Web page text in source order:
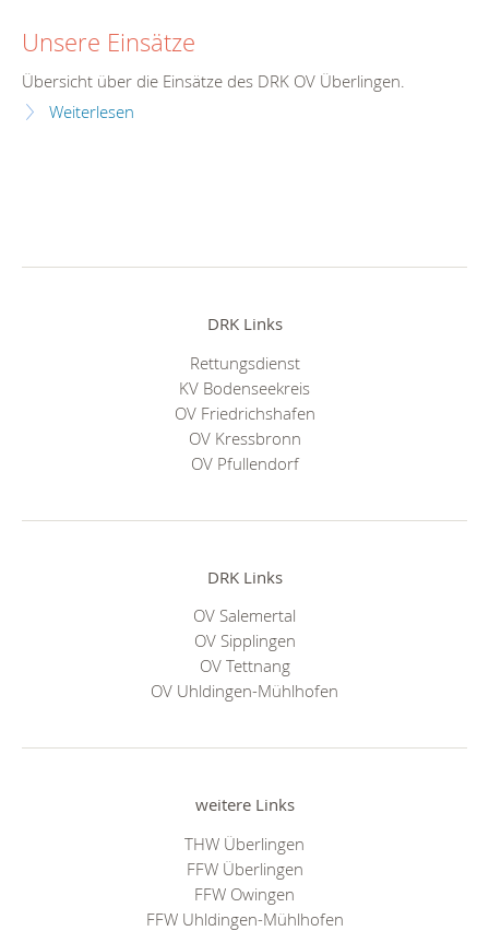
Unsere Einsätze
Übersicht über die Einsätze des DRK OV Überlingen.
Weiterlesen
DRK Links
Rettungsdienst
KV Bodenseekreis
OV Friedrichshafen
OV Kressbronn
OV Pfullendorf
DRK Links
OV Salemertal
OV Sipplingen
OV Tettnang
OV Uhldingen-Mühlhofen
weitere Links
THW Überlingen
FFW Überlingen
FFW Owingen
FFW Uhldingen-Mühlhofen